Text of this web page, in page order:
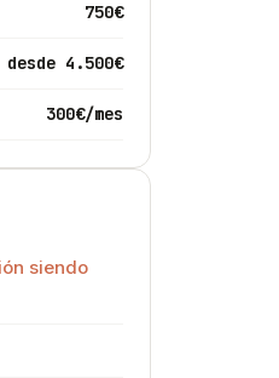
750€
desde 4.500€
300€/mes
siendo